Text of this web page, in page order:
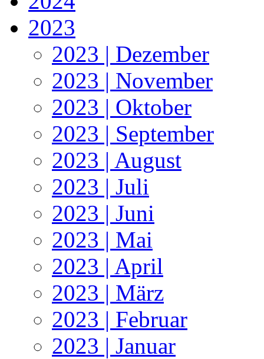
2023
2023 | Dezember
2023 | November
2023 | Oktober
2023 | September
2023 | August
2023 | Juli
2023 | Juni
2023 | Mai
2023 | April
2023 | März
2023 | Februar
2023 | Januar